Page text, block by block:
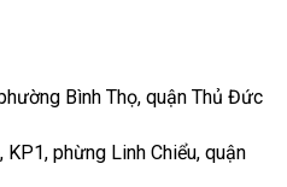
Bình Thọ, quận Thủ Đức
KP1, phừng Linh Chiểu, quận